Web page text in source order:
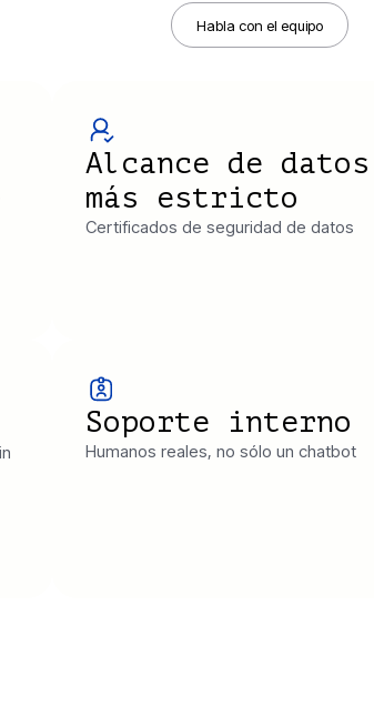
Habla con el equipo
Alcance de datos
más estricto
Certificados de seguridad de datos
Soporte interno
Humanos reales, no sólo un chatbot